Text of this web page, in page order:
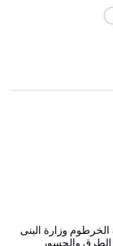
6/25م ولاية الخرطوم وزارة البنى
الطرق والجسور